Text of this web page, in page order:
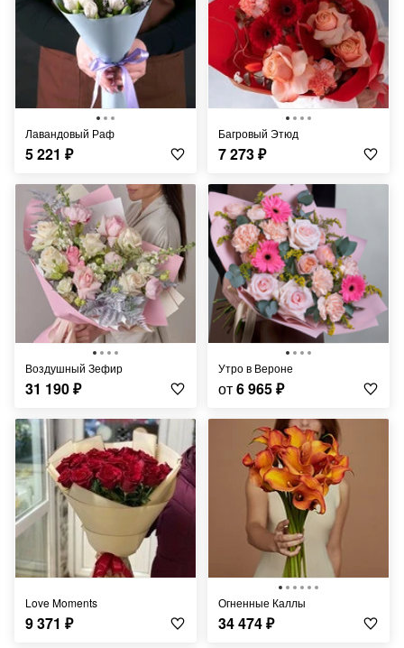
Лавандовый Раф
5 221 ₽
Багровый Этюд
7 273₽
Воздушный Зефир
31 190₽
Утро в Вероне
от6 965₽
Love Moments
9 371 ₽
Огненные Каллы
34 474₽